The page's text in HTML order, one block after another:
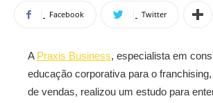
Facebook Twitter
A Praxis Business, especialista em
educação corporativa para o
de vendas, realizou um estudo para